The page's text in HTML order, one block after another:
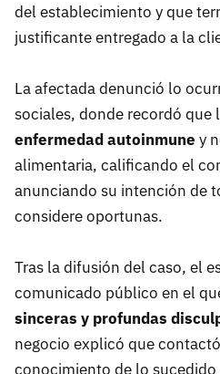
del establecimiento y que
justificante entregado a la
La afectada denunció lo
sociales, donde recordó que
enfermedad autoinmune y
alimentaria, calificando el
anunciando su intención de
considere oportunas.
Tras la difusión del caso, el
comunicado público en el
sinceras y profundas
negocio explicó que
conocimiento de lo